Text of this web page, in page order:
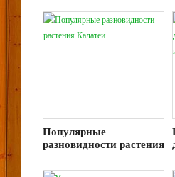
Популярные
разновидности растения